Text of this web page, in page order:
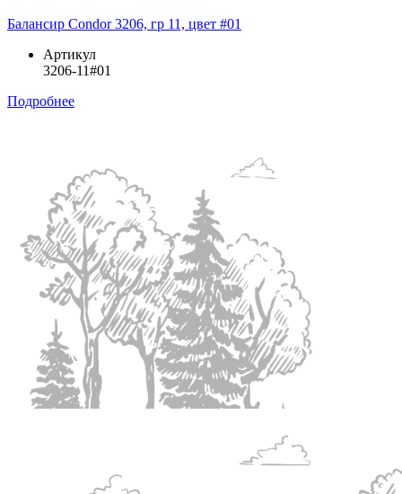
Балансир Condor 3206, гр 11, цвет #01
Артикул
3206-11#01
Подробнее